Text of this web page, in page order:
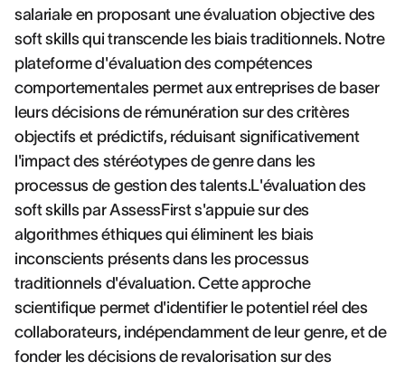
salariale en proposant une évaluation objective des
soft skills qui transcende les biais traditionnels. Notre
plateforme d'évaluation des compétences
comportementales permet aux entreprises de baser
leurs décisions de rémunération sur des critères
objectifs et prédictifs, réduisant significativement
l'impact des stéréotypes de genre dans les
processus de gestion des talents.L'évaluation des
soft skills par AssessFirst s'appuie sur des
algorithmes éthiques qui éliminent les biais
inconscients présents dans les processus
traditionnels d'évaluation. Cette approche
scientifique permet d'identifier le potentiel réel des
collaborateurs, indépendamment de leur genre, et de
fonder les décisions de revalorisation sur des